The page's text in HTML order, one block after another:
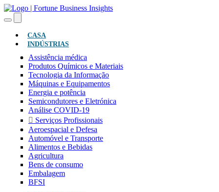
CASA
INDÚSTRIAS
Assistência médica
Produtos Químicos e Materiais
Tecnologia da Informação
Máquinas e Equipamentos
Energia e potência
Semicondutores e Eletrónica
Análise COVID-19
Serviços Profissionais
Aeroespacial e Defesa
Automóvel e Transporte
Alimentos e Bebidas
Agricultura
Bens de consumo
Embalagem
BFSI